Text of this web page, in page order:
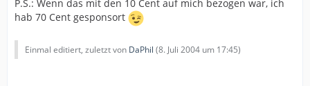
P.S.: Wenn das mit den 10 Cent auf mich bezogen war, ich
hab 70 Cent gesponsort
Einmal editiert, zuletzt von DaPhil (8. Juli 2004 um 17:45)